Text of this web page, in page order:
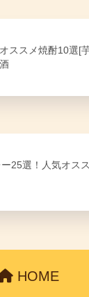
ススメ焼酎10選[
25選！人気オスス
HOME